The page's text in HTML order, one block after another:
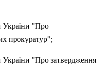
України "Про
прокуратур";
України "Про затвердження